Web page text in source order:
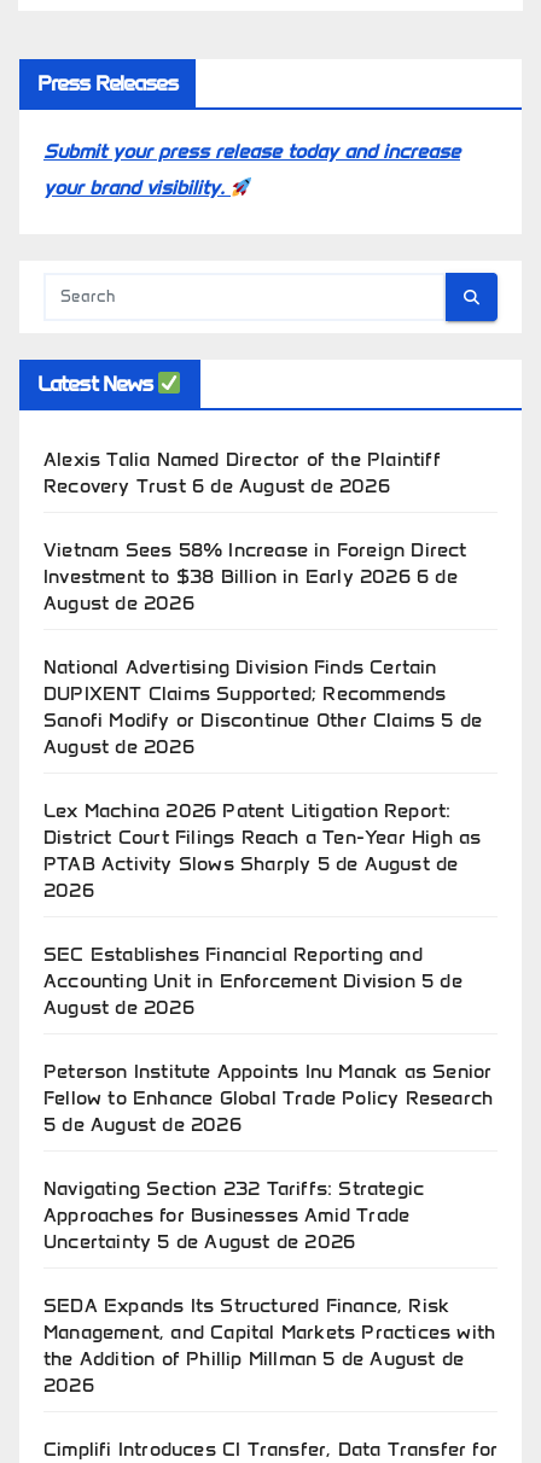
Press Releases
Submit your press release today and increase
your brand visibility.
Latest News
Alexis Talia Named Director of the Plaintiff
Recovery Trust 6 de August de 2026
Vietnam Sees 58% Increase in Foreign Direct
Investment to $38 Billion in Early 2026 6 de
August de 2026
National Advertising Division Finds Certain
DUPIXENT Claims Supported; Recommends
Sanofi Modify or Discontinue Other Claims 5 de
August de 2026
Lex Machina 2026 Patent Litigation Report:
District Court Filings Reach a Ten-Year High as
PTAB Activity Slows Sharply 5 de August de
2026
SEC Establishes Financial Reporting and
Accounting Unit in Enforcement Division 5 de
August de 2026
Peterson Institute Appoints Inu Manak as Senior
Fellow to Enhance Global Trade Policy Research
5 de August de 2026
Navigating Section 232 Tariffs: Strategic
Approaches for Businesses Amid Trade
Uncertainty 5 de August de 2026
SEDA Expands Its Structured Finance, Risk
Management, and Capital Markets Practices with
the Addition of Phillip Millman 5 de August de
2026
Cimplifi Introduces CI Transfer, Data Transfer for